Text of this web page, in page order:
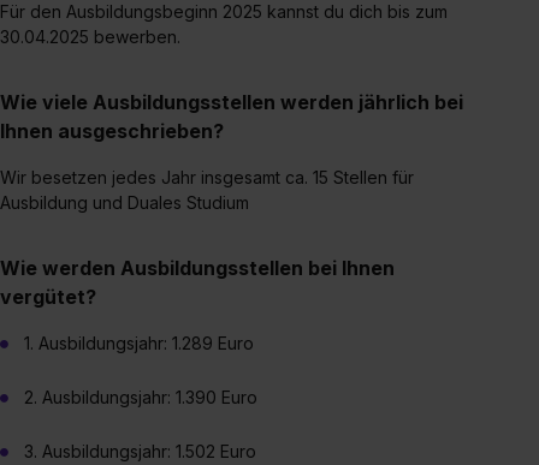
Einzelfall bei dem jeweiligen Inhalt erteilen. Willst du nur
bestimmte Verwendungszwecke zulassen, triff deine
erlauben“. Die Einwilligung zur Platzierung von Cookies
der Kategorien „Präferenzen“, „Statistiken“ und „Social
zur Übermittlung deiner Daten in die USA (Art. 49 Abs. 1
S. 1 lit. a) DS-GVO). Die USA verfügen über kein
II). Du kannst die von dir erteilte Einwilligung jederzeit mit
Wirkung für die Zukunft ganz oder teilweise über unsere
Einstellungen“ widerrufen. Weitere Informationen zu den
einzelnen Cookies findest du durch Klick auf „Details
Impressum.
Für den Ausbildungsbeginn 2025 kannst du dich bis zum
30.04.2025 bewerben.
Wie viele Ausbildungsstellen werden jährlich bei
Ihnen ausgeschrieben?
Wir besetzen jedes Jahr insgesamt ca. 15 Stellen für
Ausbildung und Duales Studium
Wie werden Ausbildungsstellen bei Ihnen
vergütet?
1. Ausbildungsjahr: 1.289 Euro
2. Ausbildungsjahr: 1.390 Euro
3. Ausbildungsjahr: 1.502 Euro